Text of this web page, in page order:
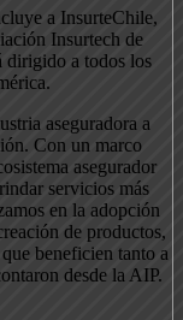
a InsurteChile,
Insurtech de
dirigido a todos los
aseguradora a
Con un marco
asegurador
servicios más
en la adopción
de productos,
beneficien tanto a
desde la AIP.